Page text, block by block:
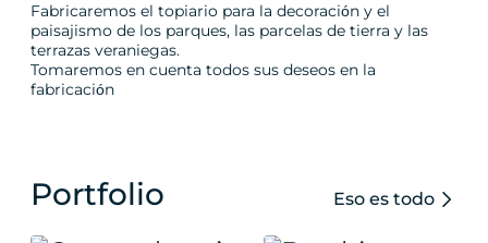
Fabricaremos el topiario para la decoración y el
paisajismo de los parques, las parcelas de tierra y las
terrazas veraniegas.
Tomaremos en cuenta todos sus deseos en la
fabricación
Portfolio Eso es todo